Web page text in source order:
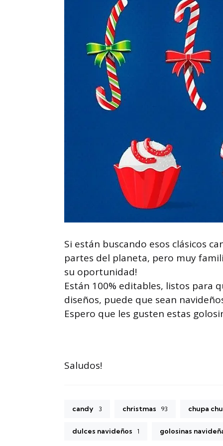
Si están buscando esos clásicos
partes del planeta, pero muy
su oportunidad!
Están 100% editables, listos para
diseños, puede que sean
Espero que les gusten estas
Saludos!
candy 3 christmas 93 chupa
dulces navideños 1 golosinas